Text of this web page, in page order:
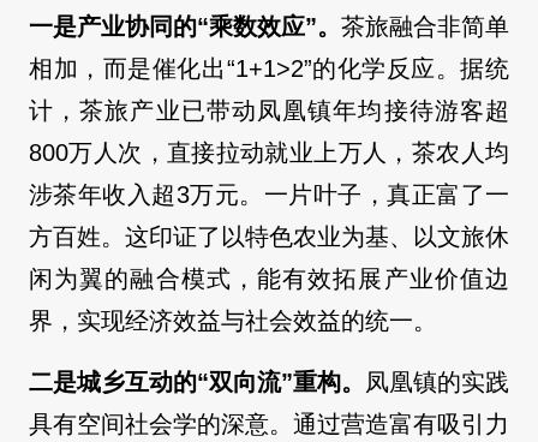
一是产业协同的“乘数效应”。 茶旅融合非简单
相加，而是催化出“1+1>2”的化学反应。据统
计，茶旅产业已带动凤凰镇年均接待游客超
800万人次，直接拉动就业上万人，茶农人均
涉茶年收入超3万元。一片叶子，真正富了一
方百姓。这印证了以特色农业为基、以文旅休
闲为翼的融合模式，能有效拓展产业价值边
界，实现经济效益与社会效益的统一。
二是城乡互动的“双向流”重构。 凤凰镇的实践
具有空间社会学的深意。通过营造富有吸引力